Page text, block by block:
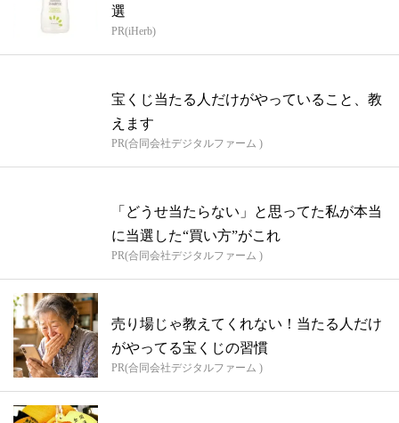
選
PR(iHerb)
宝くじ当たる人だけがやっていること、教
えます
PR(合同会社デジタルファーム )
「どうせ当たらない」と思ってた私が本当
に当選した“買い方”がこれ
PR(合同会社デジタルファーム )
売り場じゃ教えてくれない！当たる人だけ
がやってる宝くじの習慣
PR(合同会社デジタルファーム )